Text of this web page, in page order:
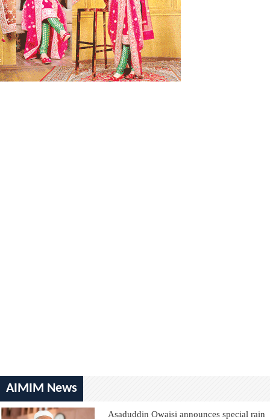
AIMIM News
Asaduddin Owaisi announces special rain